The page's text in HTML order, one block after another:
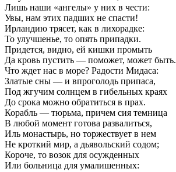
Лишь наши «ангелы» у них в чести:
Увы, нам этих падших не спасти!
Ирландию трясет, как в лихорадке:
То улучшенье, то опять припадки.
Придется, видно, ей кишки промыть
Да кровь пустить — поможет, может быть.
Что ждет нас в море? Радости Мидаса:
Златые сны — и впроголодь припаса,
Под жгучим солнцем в гибельных краях
До срока можно обратиться в прах.
Корабль — тюрьма, причем сия темница
В любой момент готова развалиться,
Иль монастырь, но торжествует в нем
Не кроткий мир, а дьявольский содом;
Короче, то возок для осужденных
Или больница для умалишенных: